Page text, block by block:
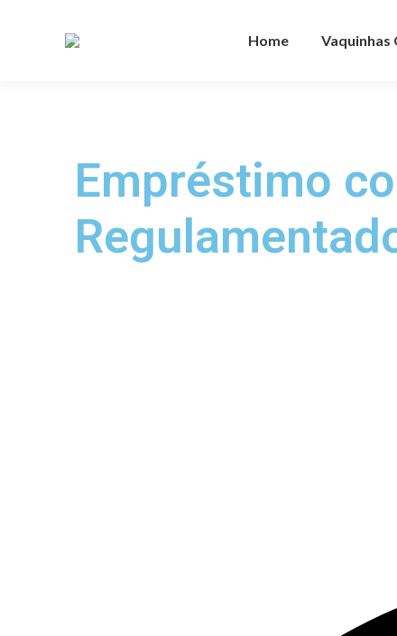
Home Vaquinhas
Empréstimo